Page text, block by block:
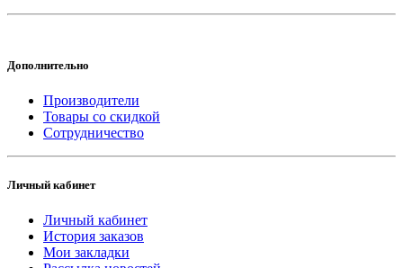
Дополнительно
Производители
Товары со скидкой
Сотрудничество
Личный кабинет
Личный кабинет
История заказов
Мои закладки